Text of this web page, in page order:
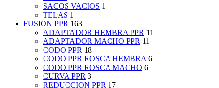
SACOS VACIOS 1
TELAS 1
FUSION PPR 163
ADAPTADOR HEMBRA PPR 11
ADAPTADOR MACHO PPR 11
CODO PPR 18
CODO PPR ROSCA HEMBRA 6
CODO PPR ROSCA MACHO 6
CURVA PPR 3
REDUCCION PPR 17